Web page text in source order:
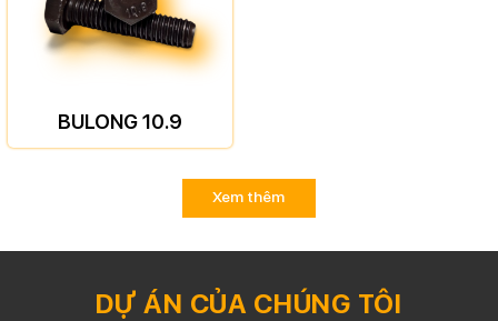
BULONG 10.9
Xem thêm
DỰ ÁN CỦA CHÚNG TÔI